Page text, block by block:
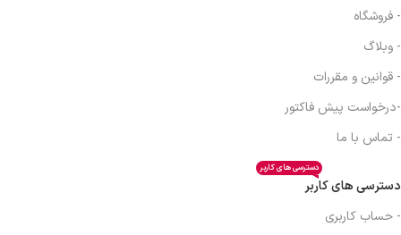
- فروشگاه
- وبلاگ
- قوانین و مقررات
-درخواست پیش فاکتور
- تماس با ما
دسترسی های کاربر
دسترسی های کاربر
- حساب کاربری